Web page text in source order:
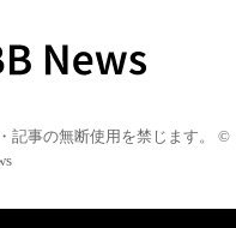
記事の無断使用を禁じます。 ©